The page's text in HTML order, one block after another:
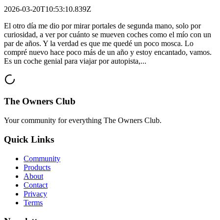
2026-03-20T10:53:10.839Z
El otro día me dio por mirar portales de segunda mano, solo por
curiosidad, a ver por cuánto se mueven coches como el mío con un
par de años. Y la verdad es que me quedé un poco mosca. Lo
compré nuevo hace poco más de un año y estoy encantado, vamos.
Es un coche genial para viajar por autopista,...
The Owners Club
Your community for everything The Owners Club.
Quick Links
Community
Products
About
Contact
Privacy
Terms